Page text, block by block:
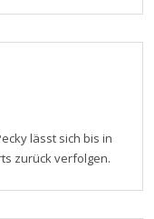
lässt sich bis in
zurück verfolgen.